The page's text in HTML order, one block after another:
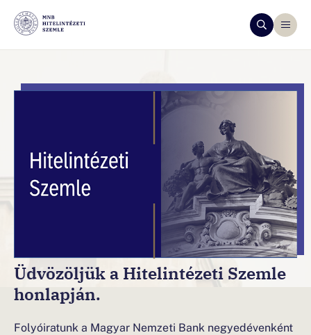
Üdvözöljük a Hitelintézeti Szemle
honlapján.
Folyóiratunk a Magyar Nemzeti Bank negyedévenként